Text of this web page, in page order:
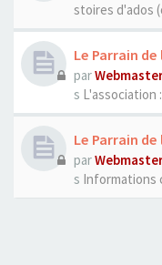
stoires d'ados
Le Parrain
par
s L'association
Le Parrain
par
s Informations